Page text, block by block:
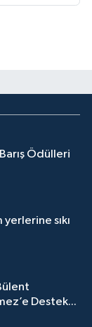
Ödülleri
yerlerine sıkı
Destek...